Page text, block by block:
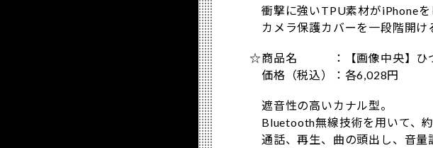
衝撃に強いTPU素材がiPhoneを
カメラ保護カバーを一段階開け
☆商品名 ：【画像中央】ひつ
価格（税込）：各6,028円
遮音性の高いカナル型。
Bluetooth無線技術を用いて、約
通話、再生、曲の頭出し、音量